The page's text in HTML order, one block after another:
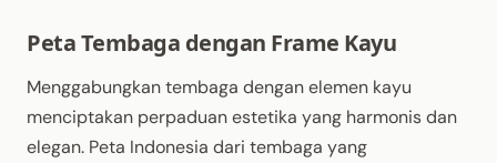
Peta Tembaga dengan Frame Kayu
Menggabungkan tembaga dengan elemen kayu
menciptakan perpaduan estetika yang harmonis dan
elegan. Peta Indonesia dari tembaga yang